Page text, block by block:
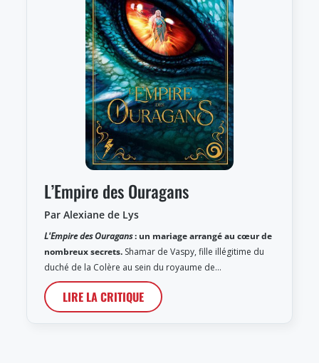
L’Empire des Ouragans
Par Alexiane de Lys
L'Empire des Ouragans: un mariage arrangé au cœur de
nombreux secrets. Shamar de Vaspy, fille illégitime du
duché de la Colère au sein du royaume de…
LIRE LA CRITIQUE